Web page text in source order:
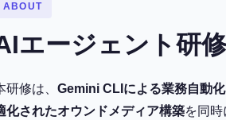
ABOUT
エージェント研
研修は、 Gemini CLIによる業務自動化
化されたオウンドメディア構築を同